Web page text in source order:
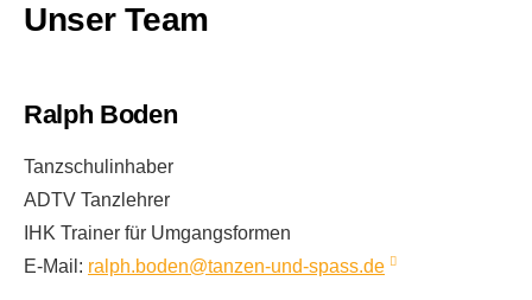
Unser Team
Ralph Boden
Tanzschulinhaber
ADTV Tanzlehrer
IHK Trainer für Umgangsformen
E-Mail: ralph.boden@tanzen-und-spass.de